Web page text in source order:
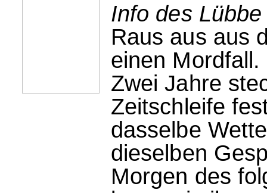
Info des
Raus aus aus
einen Mordfall.
Zwei Jahre
Zeitschleife
dasselbe
dieselben
Morgen des